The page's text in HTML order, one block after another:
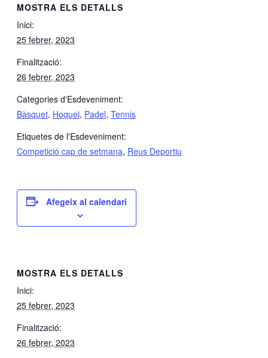
MOSTRA ELS DETALLS
Inici:
25 febrer, 2023
Finalització:
26 febrer, 2023
Categories d'Esdeveniment:
Bàsquet, Hoquei, Padel, Tennis
Etiquetes de l'Esdeveniment:
Competició cap de setmana, Reus Deportiu
Afegeix al calendari
MOSTRA ELS DETALLS
Inici:
25 febrer, 2023
Finalització:
26 febrer, 2023